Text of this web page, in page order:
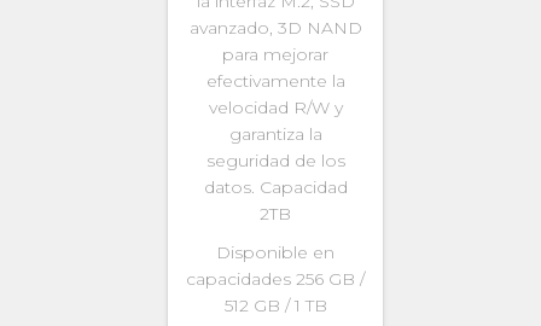
avanzado, 3D NAND
para mejorar
efectivamente la
velocidad R/W y
garantiza la
seguridad de los
datos. Capacidad
2TB
Disponible en
capacidades 256 GB /
512 GB / 1 TB